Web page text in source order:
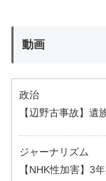
動画
政治
【辺野古事故】遺
ジャーナリズム
【NHK性加害】3